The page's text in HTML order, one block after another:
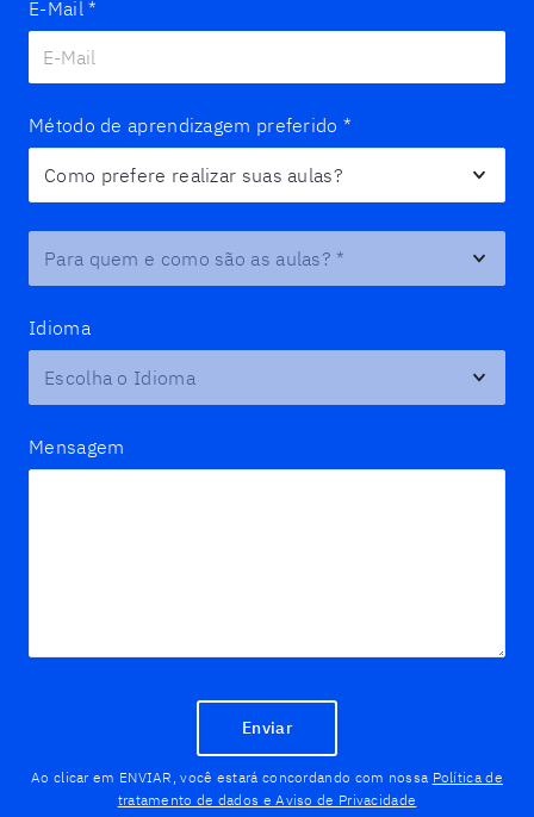
E-Mail *
Método de aprendizagem preferido *
Idioma
Mensagem
Enviar
Ao clicar em ENVIAR, você estará concordando com nossa Política de
tratamento de dados e Aviso de Privacidade